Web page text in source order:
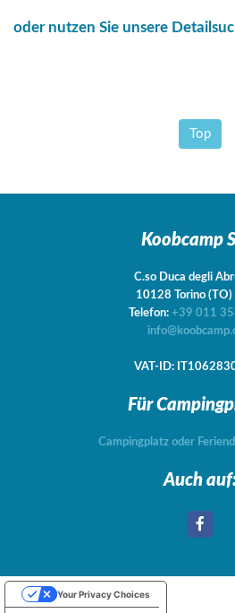
oder nutzen Sie unsere
Top
Koobcamp
C.so Duca degli
10128 Torino (TO)
Telefon: +39 011
VAT-ID:
Für
Campingplatz oder
Auch
Your Privacy Choices